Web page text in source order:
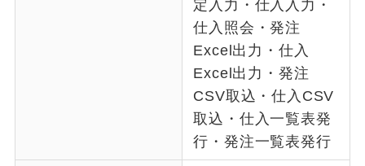
定入力・仕入入力・
仕入照会・発注
Excel出力・仕入
Excel出力・発注
CSV取込・仕入CSV
取込・仕入一覧表発
行・発注一覧表発行